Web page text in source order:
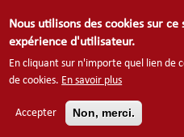
Footer
menu
Contact
Plan du site
Nous utilisons des cookies sur
expérience d'utilisateur.
En cliquant sur n'importe quel lien de
de cookies. En savoir plus
Accepter Non, merci.